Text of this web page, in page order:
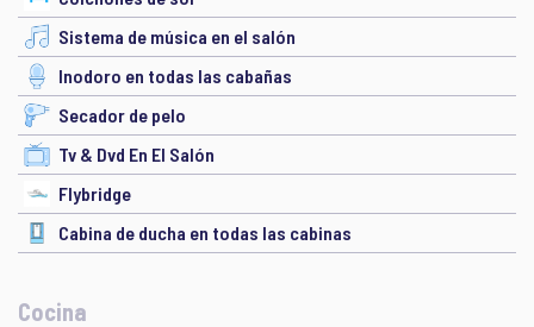
Sistema de música en el salón
Inodoro en todas las cabañas
Secador de pelo
Tv & Dvd En El Salón
Flybridge
Cabina de ducha en todas las cabinas
Cocina